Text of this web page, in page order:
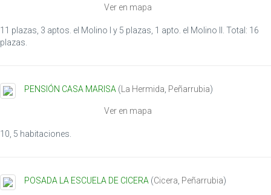
Ver en mapa
11 plazas, 3 aptos. el Molino I y 5 plazas, 1 apto. el Molino II. Total: 16
plazas.
PENSIÓN CASA MARISA (La Hermida, Peñarrubia)
Ver en mapa
10, 5 habitaciones.
POSADA LA ESCUELA DE CICERA (Cicera Peñarrubia)